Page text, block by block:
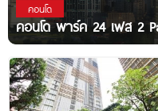
คอนโด
คอนโด พาร์ค 24 เฟส 2